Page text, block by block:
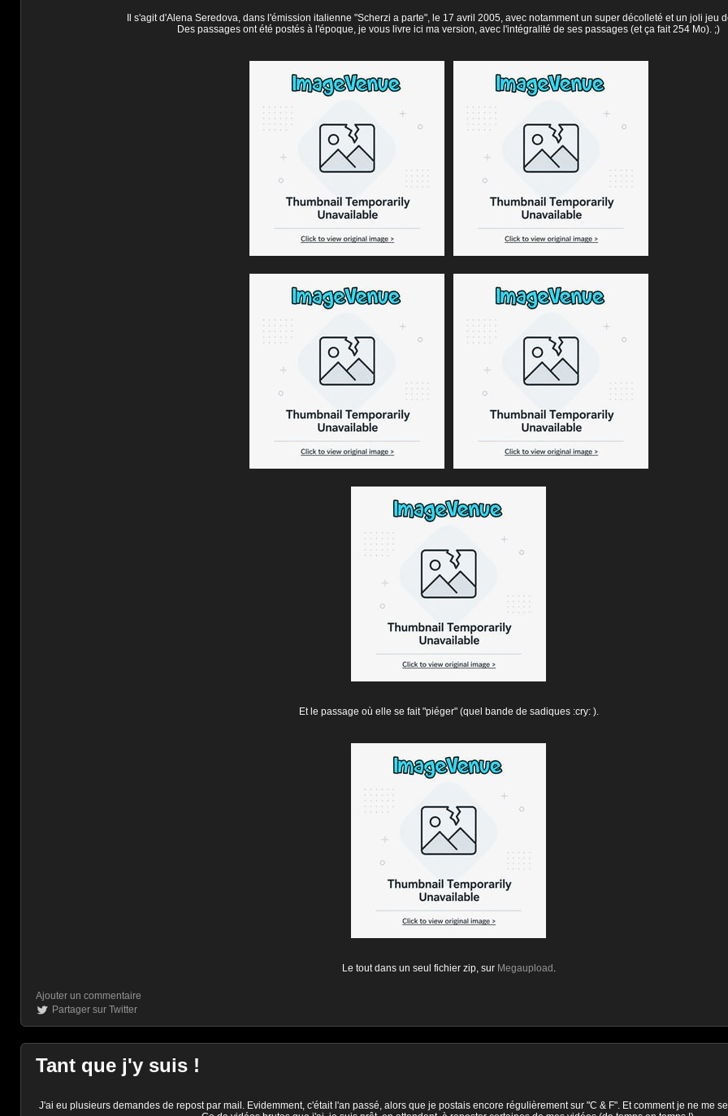
Il s'agit d'Alena Seredova, dans l'émission italienne "Scherzi a parte", le 17 avril 2005, avec notamment un super décolleté et un joli jeu
Des passages ont été postés à l'époque, je vous livre ici ma version, avec l'intégralité de ses passages (et ça fait 254 Mo). ;)
Et le passage où elle se fait "piéger" (quel bande de sadiques :cry: ).
Le tout dans un seul fichier zip, sur Megaupload .
Ajouter un commentaire
Partager sur Twitter
Tant que j'y suis !
J'ai eu plusieurs demandes de repost par mail. Evidemment, c'était l'an passé, alors que je postais encore régulièrement sur "C & F". Et comment je ne me